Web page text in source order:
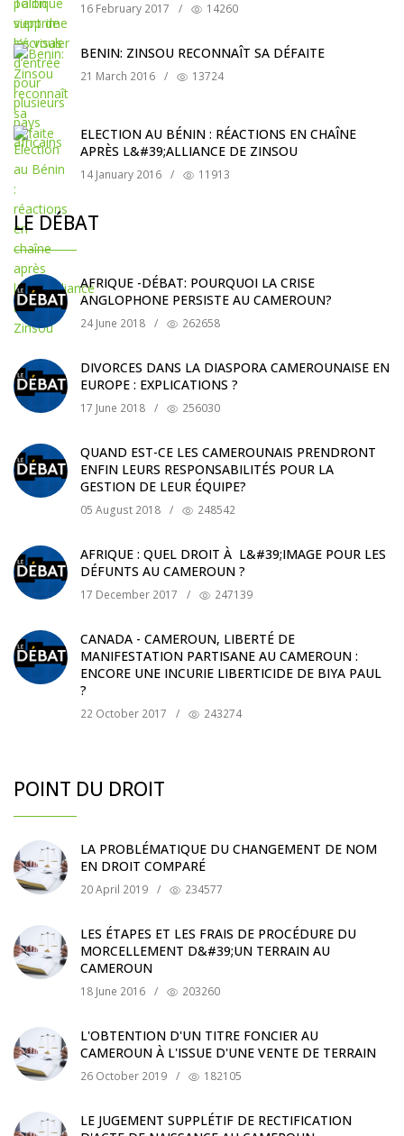
16 February 2017 / 14260
BENIN: ZINSOU RECONNAÎT SA DÉFAITE
21 March 2016 / 13724
ELECTION AU BÉNIN : RÉACTIONS EN CHAÎNE
APRÈS L&#39;ALLIANCE DE ZINSOU
14 January 2016 / 11913
LE DÉBAT
AFRIQUE -DÉBAT: POURQUOI LA CRISE
ANGLOPHONE PERSISTE AU CAMEROUN?
24 June 2018 / 262658
DIVORCES DANS LA DIASPORA CAMEROUNAISE EN
EUROPE : EXPLICATIONS ?
17 June 2018 / 256030
QUAND EST-CE LES CAMEROUNAIS PRENDRONT
ENFIN LEURS RESPONSABILITÉS POUR LA
GESTION DE LEUR ÉQUIPE?
05 August 2018 / 248542
AFRIQUE : QUEL DROIT À L&#39;IMAGE POUR LES
DÉFUNTS AU CAMEROUN ?
17 December 2017 / 247139
CANADA - CAMEROUN, LIBERTÉ DE
MANIFESTATION PARTISANE AU CAMEROUN :
ENCORE UNE INCURIE LIBERTICIDE DE BIYA PAUL
?
22 October 2017 / 243274
POINT DU DROIT
LA PROBLÉMATIQUE DU CHANGEMENT DE NOM
EN DROIT COMPARÉ
20 April 2019 / 234577
LES ÉTAPES ET LES FRAIS DE PROCÉDURE DU
MORCELLEMENT D&#39;UN TERRAIN AU
CAMEROUN
18 June 2016 / 203260
L'OBTENTION D'UN TITRE FONCIER AU
CAMEROUN À L'ISSUE D'UNE VENTE DE TERRAIN
26 October 2019 / 182105
LE JUGEMENT SUPPLÉTIF DE RECTIFICATION